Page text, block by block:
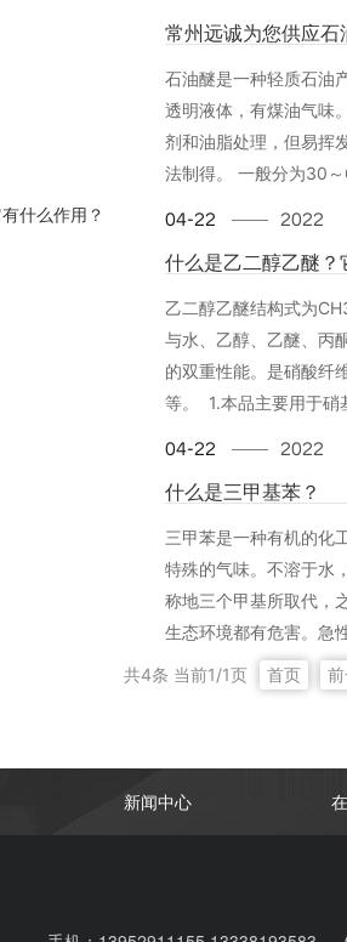
常州远诚为您供应​石
石油醚是一种轻质石油
透明液体，有煤油气味
剂和油脂处理，但易挥
法制得。 一般分为
04-22 2022
什么是乙二醇乙醚？
乙二醇乙醚结构式为
与水、乙醇、乙醚、丙
的双重性能。是硝酸纤
等。 1.本品主要用于硝
04-22 2022
什么是三甲基苯？
三甲苯是一种有机的化
特殊的气味。不溶于水
称地三个甲基所取代，
生态环境都有危害。急
共4条 当前1/1页 首页
新闻中心